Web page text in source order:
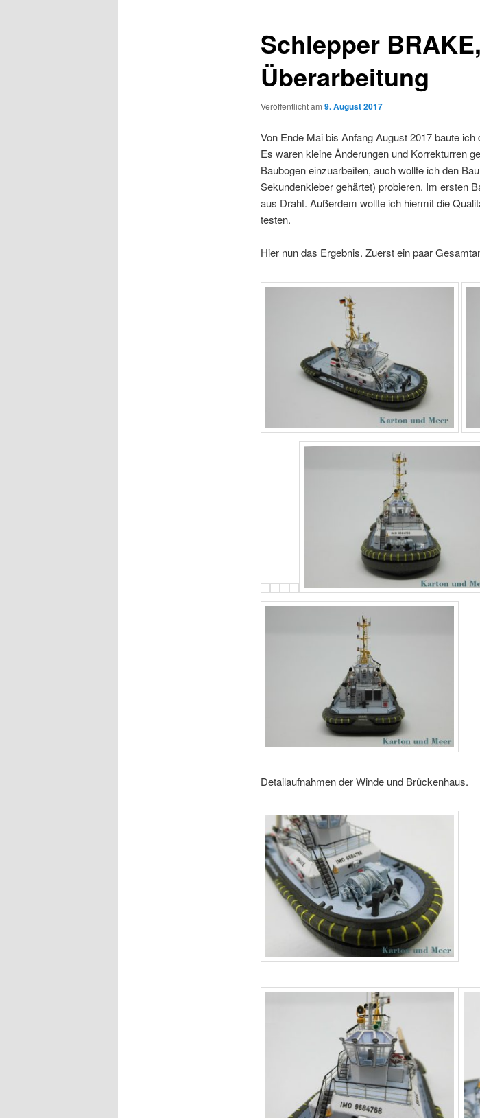
Schlepper
Überarbeitung
Veröffentlicht am 9. August 2017
Von Ende Mai bis Anfang August 2017 baute
Es waren kleine Änderungen und Korrekturren
Baubogen einzuarbeiten, auch wollte ich den
Sekundenkleber gehärtet) probieren. Im ersten
aus Draht. Außerdem wollte ich hiermit die
testen.
Hier nun das Ergebnis. Zuerst ein paar
Detailaufnahmen der Winde und Brückenhaus.